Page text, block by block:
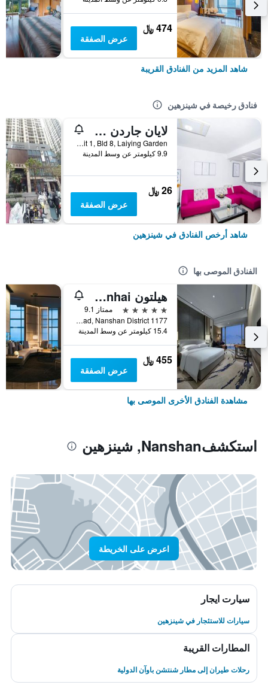
474 ﷼
عرض الصفقة
شاهد المزيد من الفنادق القريبة
فنادق رخيصة في شينزهين
لايان جاردن سيتي هوستل
Rm 702, Unit 1, Bld 8, Laiying Garden, شينزهين, الصين
9.9 كيلومتر عن وسط المدينة
26 ﷼
عرض الصفقة
شاهد أرخص الفنادق في شينزهين
الفنادق الموصى بها
هيلتون Shenzhen Shekou Nanhai
5 نجوم
ممتاز 9.1
1177 Wanghai Road, Nanshan District, شينزهين, الصين
15.4 كيلومتر عن وسط المدينة
455 ﷼
عرض الصفقة
مشاهدة الفنادق الأخرى الموصى بها
استكشفNanshan, شينزهين
اعرض على الخريطة
سيارت ايجار
سيارات للاستئجار في شينزهين
المطارات القريبة
رحلات طيران إلى مطار شنتشن باوآن الدولية